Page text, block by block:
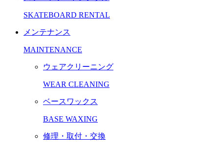
SKATEBOARD RENTAL
メンテナンス
MAINTENANCE
ウェアクリーニング
WEAR CLEANING
ベースワックス
BASE WAXING
修理・取付・交換